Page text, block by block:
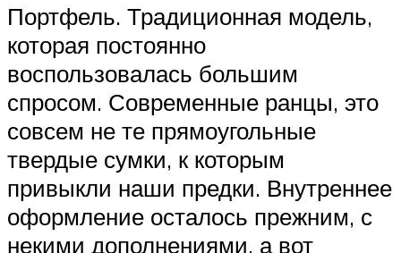
Портфель. Традиционная модель,
которая постоянно
воспользовалась большим
спросом. Современные ранцы, это
совсем не те прямоугольные
твердые сумки, к которым
привыкли наши предки. Внутреннее
оформление осталось прежним, с
некими дополнениями, а вот